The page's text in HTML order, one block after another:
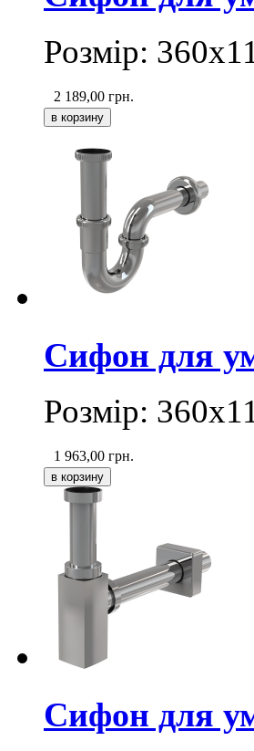
Розмір:
2 189,00 грн.
Сифон для
Розмір:
1 963,00 грн.
Сифон для